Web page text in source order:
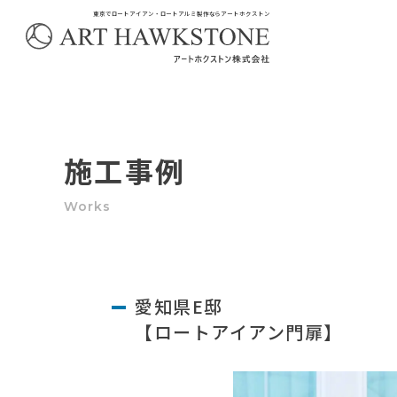
東京でロートアイアン・ロートアルミ製作ならアートホクストン
施工事例
愛知県E邸
【ロートアイアン門扉】